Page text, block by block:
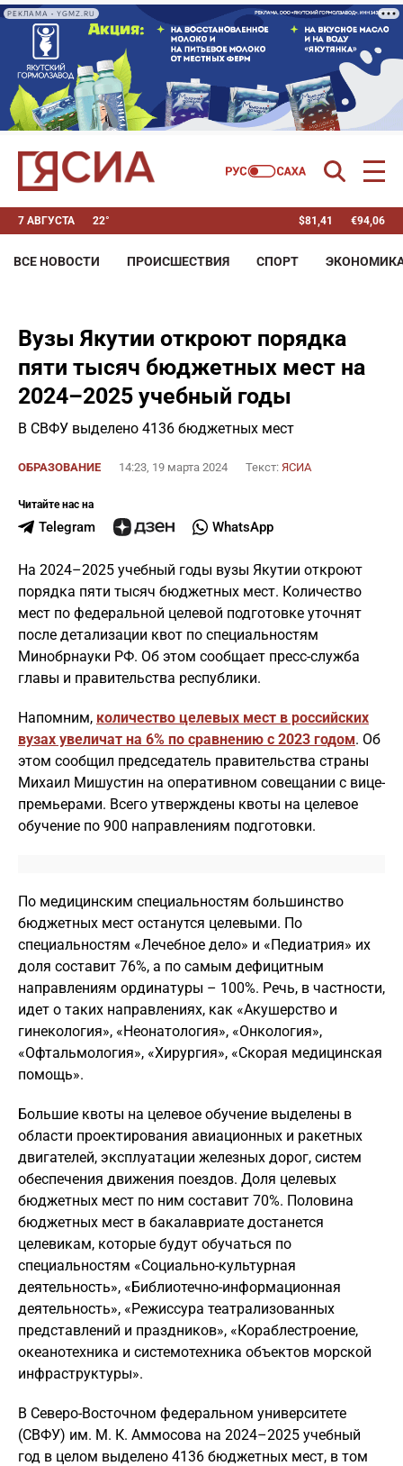
РЕКЛАМА • YGMZ.RU
7 АВГУСТА 22° $81,41 €94,06
ВСЕ НОВОСТИ ПРОИСШЕСТВИЯ СПОРТ
Вузы Якутии откроют порядка
пяти тысяч бюджетных мест на
2024–2025 учебный годы
В СВФУ выделено 4136 бюджетных мест
ОБРАЗОВАНИЕ 14:23, 19 марта 2024 Текст: ЯСИА
Читайте нас на
Telegram WhatsApp
На 2024–2025 учебный годы вузы Якутии откроют
порядка пяти тысяч бюджетных мест. Количество
мест по федеральной целевой подготовке уточнят
после детализации квот по специальностям
Минобрнауки РФ. Об этом сообщает пресс-служба
главы и правительства республики.
Напомним, количество целевых мест в российских
вузах увеличат на 6% по сравнению с 2023 годом. Об
этом сообщил председатель правительства страны
Михаил Мишустин на оперативном совещании с вице-
премьерами. Всего утверждены квоты на целевое
обучение по 900 направлениям подготовки.
По медицинским специальностям большинство
бюджетных мест останутся целевыми. По
специальностям «Лечебное дело» и «Педиатрия» их
доля составит 76%, а по самым дефицитным
направлениям ординатуры – 100%. Речь, в частности,
идет о таких направлениях, как «Акушерство и
гинекология», «Неонатология», «Онкология»,
«Офтальмология», «Хирургия», «Скорая медицинская
помощь».
Большие квоты на целевое обучение выделены в
области проектирования авиационных и ракетных
двигателей, эксплуатации железных дорог, систем
обеспечения движения поездов. Доля целевых
бюджетных мест по ним составит 70%. Половина
бюджетных мест в бакалавриате достанется
целевикам, которые будут обучаться по
специальностям «Социально-культурная
деятельность», «Библиотечно-информационная
деятельность», «Режиссура театрализованных
представлений и праздников», «Кораблестроение,
океанотехника и системотехника объектов морской
инфраструктуры».
В Северо-Восточном федеральном университете
(СВФУ) им. М. К. Аммосова на 2024–2025 учебный
год в целом выделено 4136 бюджетных мест, в том